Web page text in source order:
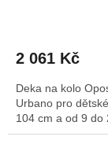
2 061 Kč
Deka na kolo
Urbano pro
104 cm a od 9 do